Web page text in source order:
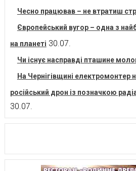
Чесно працював – не втратиш
Європейський вугор – одна з
на планеті 30.07.
Чи існує насправді пташине
На Чернігівщині електромонтер
російський дрон із позначкою
30.07.